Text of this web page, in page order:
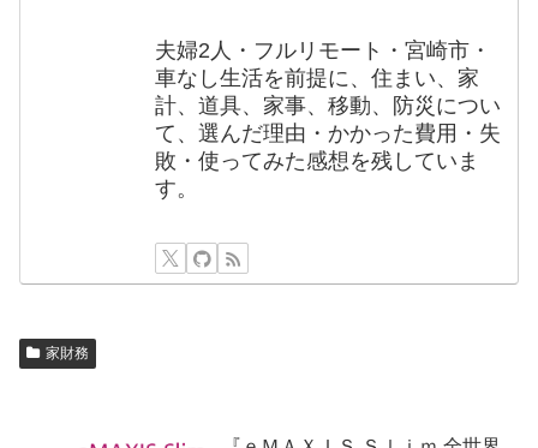
夫婦2人・フルリモート・宮崎市・
車なし生活を前提に、住まい、家
計、道具、家事、移動、防災につい
て、選んだ理由・かかった費用・失
敗・使ってみた感想を残していま
す。
家財務